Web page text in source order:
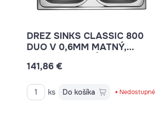
DREZ SINKS CLASSIC 800
DUO V 0,6MM MATNÝ,
141,86 €
ks Do košíka Nedostupné